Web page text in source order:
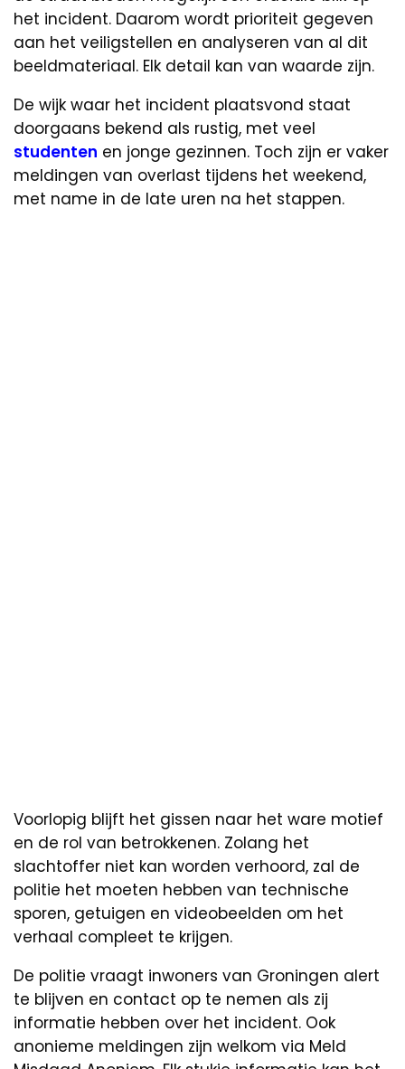
het incident. Daarom wordt prioriteit gegeven
aan het veiligstellen en analyseren van al dit
beeldmateriaal. Elk detail kan van waarde zijn.
De wijk waar het incident plaatsvond staat
doorgaans bekend als rustig, met veel
studenten en jonge gezinnen. Toch zijn er vaker
meldingen van overlast tijdens het weekend,
met name in de late uren na het stappen.
Voorlopig blijft het gissen naar het ware motief
en de rol van betrokkenen. Zolang het
slachtoffer niet kan worden verhoord, zal de
politie het moeten hebben van technische
sporen, getuigen en videobeelden om het
verhaal compleet te krijgen.
De politie vraagt inwoners van Groningen alert
te blijven en contact op te nemen als zij
informatie hebben over het incident. Ook
anonieme meldingen zijn welkom via Meld